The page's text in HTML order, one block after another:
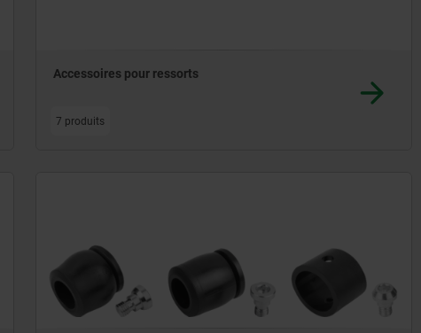
Accessoires pour ressorts
7 produits